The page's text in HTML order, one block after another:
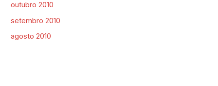
outubro 2010
setembro 2010
agosto 2010